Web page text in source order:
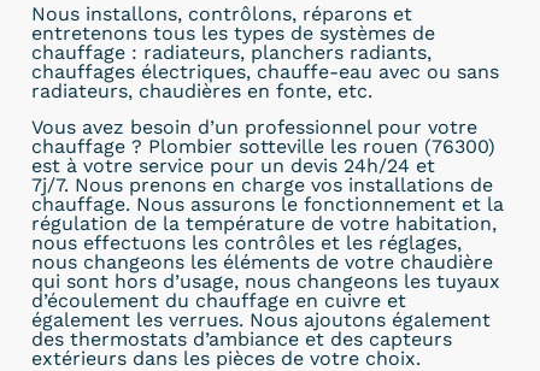
Nous installons, contrôlons, réparons et
entretenons tous les types de systèmes de
chauffage : radiateurs, planchers radiants,
chauffages électriques, chauffe-eau avec ou sans
radiateurs, chaudières en fonte, etc.
Vous avez besoin d’un professionnel pour votre
chauffage ? Plombier sotteville les rouen (76300)
est à votre service pour un devis 24h/24 et
7j/7. Nous prenons en charge vos installations de
chauffage. Nous assurons le fonctionnement et la
régulation de la température de votre habitation,
nous effectuons les contrôles et les réglages,
nous changeons les éléments de votre chaudière
qui sont hors d’usage, nous changeons les tuyaux
d’écoulement du chauffage en cuivre et
également les verrues. Nous ajoutons également
des thermostats d’ambiance et des capteurs
extérieurs dans les pièces de votre choix.